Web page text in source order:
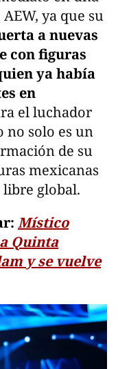
ya que su
a nuevas
con figuras
ya había
en
el luchador
no solo es un
de su
mexicanas
global.
Místico
Quinta
y se vuelve